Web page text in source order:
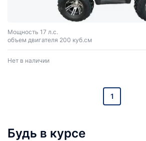
Мощность 17 л.с.
объем двигателя 200 куб.см
Нет в наличии
1
Будь в курсе